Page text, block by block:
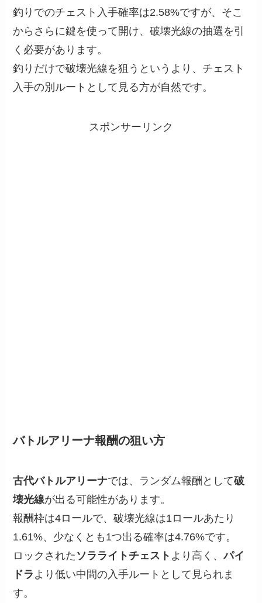
釣りでのチェスト入手確率は2.58%ですが、そこ
からさらに鍵を使って開け、破壊光線の抽選を引
く必要があります。
釣りだけで破壊光線を狙うというより、チェスト
入手の別ルートとして見る方が自然です。
スポンサーリンク
バトルアリーナ報酬の狙い方
古代バトルアリーナでは、ランダム報酬として破
壊光線が出る可能性があります。
報酬枠は4ロールで、破壊光線は1ロールあたり
1.61%、少なくとも1つ出る確率は4.76%です。
ロックされた ソラライトチェスト より高く、パイ
ドラ より低い中間の入手ルートとして見られま
す。